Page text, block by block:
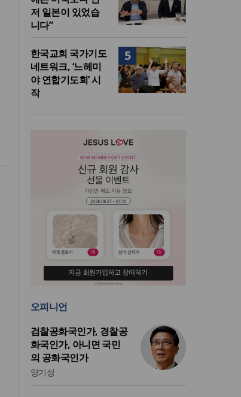
저 일본이 있었습
니다”
5
한국교회 국가기도
네트워크, ‘느헤미
야 연합기도회’ 시
작
오피니언
검찰공화국인가, 경찰공
화국인가, 아니면 국민
의 공화국인가
양기성